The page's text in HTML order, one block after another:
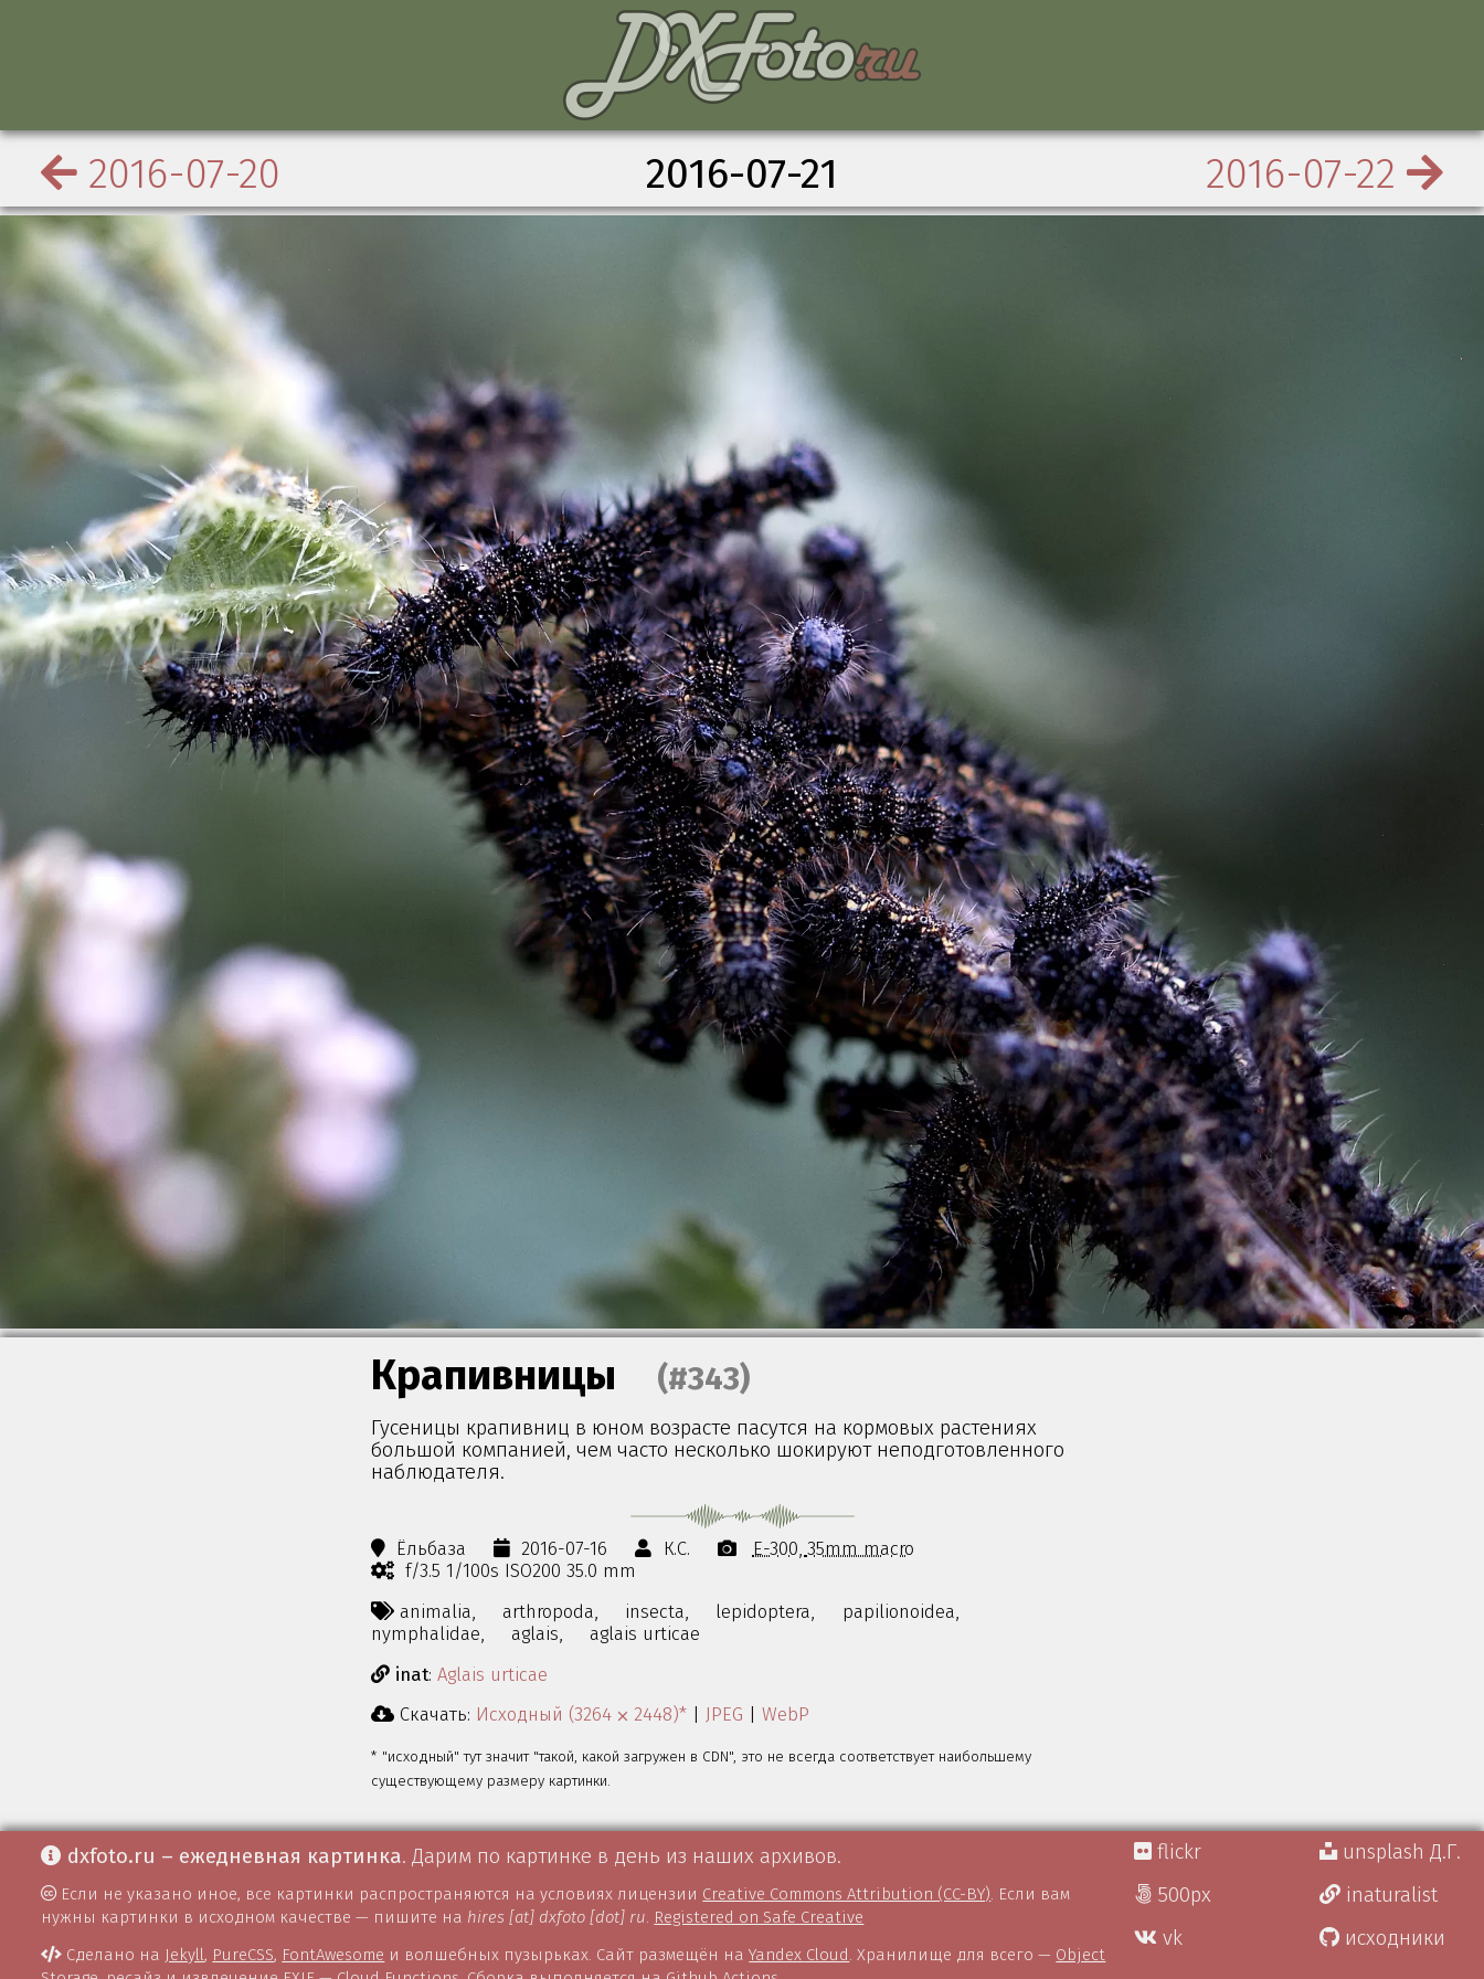
2016-07-20 2016-07-21 2016-07-22
Крапивницы (#343)
Гусеницы крапивниц в юном возрасте пасутся на кормовых растениях
большой компанией, чем часто несколько шокируют неподготовленного
наблюдателя.
Ёльбаза 2016-07-16 К.С. E-300 35mm macro
f/3.5 1/100s ISO200 35.0 mm
animalia,
arthropoda, insecta, lepidoptera,
papilionoidea,
nymphalidae,
aglais,
aglais urticae
inat: Aglais urticae
Скачать: Исходный (3264 ⨉ 2448)* JPEG WebP
* "исходный" тут значит "такой, какой загружен в CDN", это не всегда соответствует наибольшему
существующему размеру картинки.
dxfoto.ru – ежедневная картинка. Дарим по картинке в день из наших архивов.
Если не указано иное, все картинки распространяются на условиях лицензии Creative Commons Attribution (CC-BY). Если вам
нужны картинки в исходном качестве — пишите на hires [at] dxfoto [dot] ru. Registered on Safe Creative
Сделано на Jekyll, PureCSS, FontAwesome и волшебных пузырьках. Сайт размещён наYandex Cloud. Хранилище для всего — Object
flickr
500px
vk
unsplash Д.Г.
inaturalist
исходники